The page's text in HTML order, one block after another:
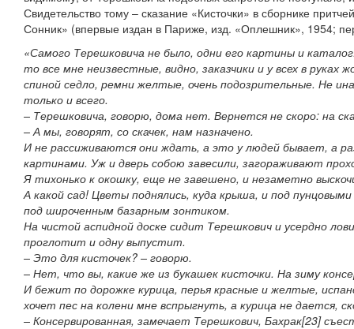
Свидетельство тому – сказание «Кисточки» в сборнике
Сонник» (впервые издан в Париже, изд. «Оплешник», 1954;
«Самого Терешковича не было, одни его картины и
то все мне неизвестные, видно, заказчики и у всех в руках
спиной седло, ремни желтые, очень подозрительные. Не
только и всего.
– Терешковича, говорю, дома нет. Вернется не скоро: на
– А мы, говорят, со скачек, нам назначено.
И не рассиживаются они ждать, а это у людей бывает, а
картинами. Уж и дверь собою завесили, загораживают
Я тихонько к окошку, еще не завешено, и незаметно
А какой сад! Цветы поднялись, куда крыша, и под
под широченным базарным зонтиком.
На чистой аспидной доске сидит Терешкович и усердно
проглотит и одну выпустит.
– Это для кисточек? – говорю.
– Нет, что вы, какие же из букашек кисточки. На зиму
И бежит по дорожке курица, перья красные и желтые,
хочет пес на колени мне вспрыгнуть, а курица не дается,
– Консервированная, замечает Терешкович, Бахрак[23]